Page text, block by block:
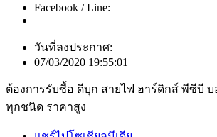
Facebook / Line:
วันที่ลงประกาศ:
07/03/2020 19:55:01
ต้องการรับซื้อ ดีบุก สายไฟ ฮาร์ดิกส์ พีซีบี
ทุกชนิด ราคาสูง